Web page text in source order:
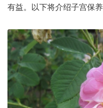
有益。以下将介绍子宫保